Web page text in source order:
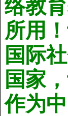
络教
所用
国际
国家
作为